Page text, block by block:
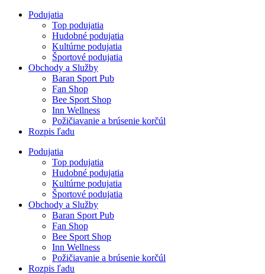
Podujatia
Top podujatia
Hudobné podujatia
Kultúrne podujatia
Športové podujatia
Obchody a Služby
Baran Sport Pub
Fan Shop
Bee Sport Shop
Inn Wellness
Požičiavanie a brúsenie korčúl
Rozpis ľadu
Podujatia
Top podujatia
Hudobné podujatia
Kultúrne podujatia
Športové podujatia
Obchody a Služby
Baran Sport Pub
Fan Shop
Bee Sport Shop
Inn Wellness
Požičiavanie a brúsenie korčúl
Rozpis ľadu